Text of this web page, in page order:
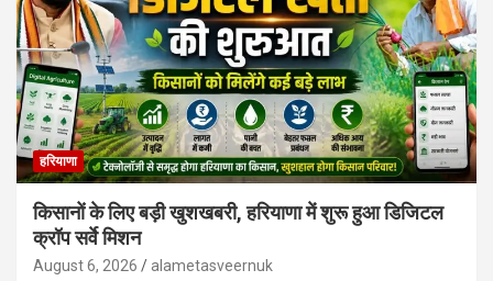
हरियाणा
किसानों के लिए बड़ी खुशखबरी, हरियाणा में शुरू हुआ डिजिटल
क्रॉप सर्वे मिशन
August 6, 2026 alametasveernuk